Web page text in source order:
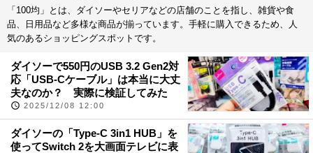
「100均」とは、ダイソーやセリアなどの店舗のことを指し、雑貨や食
品、日用品など多様な商品が揃っています。手軽に購入できるため、人
気のあるショッピングスポットです。
ダイソーで550円のUSB 3.2 Gen2対
応「USB-Cケーブル」は本当に大丈
夫なのか？ 実際に検証してみた
2025/12/08 12:00
ダイソーの「Type-C 3in1 HUB」を
使ってSwitch 2を大画面テレビに表